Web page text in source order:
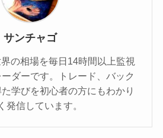
サンチャゴ
の相場を毎日14時間以上監視
ダーです。トレード、バック
学びを初心者の方にもわかり
発信しています。